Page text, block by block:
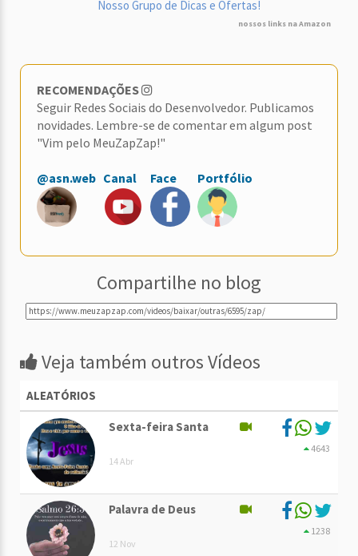
Nosso Grupo de Dicas e Ofertas!
nossos links na Amazon
RECOMENDAÇÕES
Seguir Redes Sociais do Desenvolvedor. Publicamos
novidades. Lembre-se de comentar em algum post
"Vim pelo MeuZapZap!"
@asn.web Canal Face Portfólio
Compartilhe no blog
Veja também outros Vídeos
ALEATÓRIOS
Sexta-feira Santa
14 Abr
4643
Palavra de Deus
12 Nov
1238